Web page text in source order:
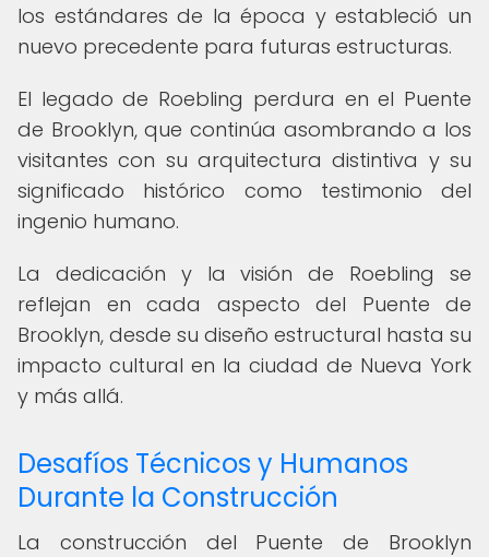
los estándares de la época y estableció un
nuevo precedente para futuras estructuras.
El legado de Roebling perdura en el Puente
de Brooklyn, que continúa asombrando a los
visitantes con su arquitectura distintiva y su
significado histórico como testimonio del
ingenio humano.
La dedicación y la visión de Roebling se
reflejan en cada aspecto del Puente de
Brooklyn, desde su diseño estructural hasta su
impacto cultural en la ciudad de Nueva York
y más allá.
Desafíos Técnicos y Humanos
Durante la Construcción
La construcción del Puente de Brooklyn